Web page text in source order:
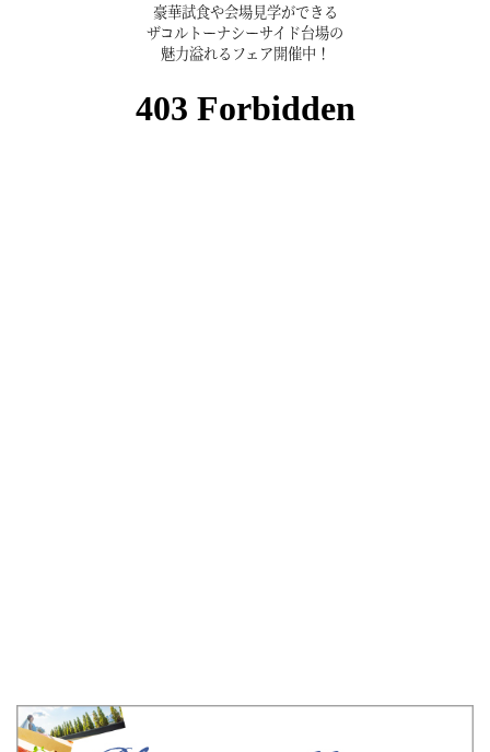
豪華試食や会場見学ができる
ザコルトーナシーサイド台場の
魅力溢れるフェア開催中！